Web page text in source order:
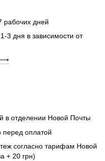
рабочих дней
3 дня в зависимости от
⟶
в отделении Новой Почты
перед оплатой
согласно тарифам Новой
+ 20 грн)